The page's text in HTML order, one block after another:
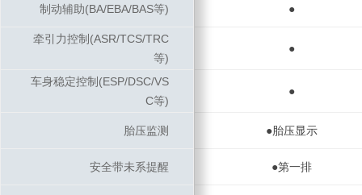
制动辅助(BA/EBA/BAS等) ●
牵引力控制(ASR/TCS/TRC
等)
●
车身稳定控制(ESP/DSC/VS
C等)
●
胎压监测 ●胎压显示
安全带未系提醒 ●第一排
制动辅助(BA/EBA/BAS等)
牵引力控制(ASR/TCS/TRC
等)
车身稳定控制(ESP/DSC/VS
C等)
胎压监测
安全带未系提醒